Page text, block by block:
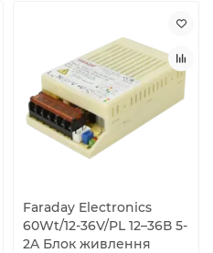
Faraday Electronics
60Wt/12-36V/PL 12–36В 5-
2A Блок живлення